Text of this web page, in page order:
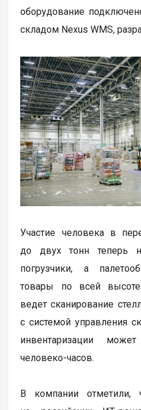
оборудование
складом Nexus WMS,
Участие человека в
до двух тонн теперь
погрузчики, а
товары по всей высоте.
ведет сканирование
с системой управления
инвентаризации
человеко-часов.
В компании отметили,